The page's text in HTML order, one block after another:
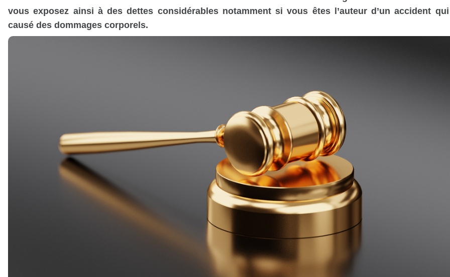
vous exposez ainsi à des dettes considérables notamment si vous êtes l’auteur d’un accident
causé des dommages corporels.